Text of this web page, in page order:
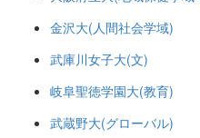
金沢大(人間社会学域)
武庫川女子大(文)
岐阜聖徳学園大(教育)
武蔵野大(グローバル)